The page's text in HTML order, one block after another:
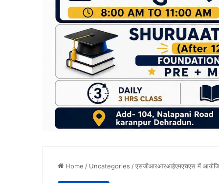
Home / Uncategories /एसजीआरआरआईएमएचएस में आयोजित